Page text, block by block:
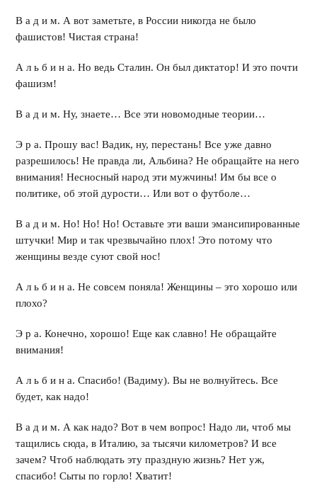
В а д и м. А вот заметьте, в России никогда не было
фашистов! Чистая страна!
А л ь б и н а. Но ведь Сталин. Он был диктатор! И это почти
фашизм!
В а д и м. Ну, знаете… Все эти новомодные теории…
Э р а. Прошу вас! Вадик, ну, перестань! Все уже давно
разрешилось! Не правда ли, Альбина? Не обращайте на него
внимания! Несносный народ эти мужчины! Им бы все о
политике, об этой дурости… Или вот о футболе…
В а д и м. Но! Но! Но! Оставьте эти ваши эмансипированные
штучки! Мир и так чрезвычайно плох! Это потому что
женщины везде суют свой нос!
А л ь б и н а. Не совсем поняла! Женщины – это хорошо или
плохо?
Э р а. Конечно, хорошо! Еще как славно! Не обращайте
внимания!
А л ь б и н а. Спасибо! (Вадиму). Вы не волнуйтесь. Все
будет, как надо!
В а д и м. А как надо? Вот в чем вопрос! Надо ли, чтоб мы
тащились сюда, в Италию, за тысячи километров? И все
зачем? Чтоб наблюдать эту праздную жизнь? Нет уж,
спасибо! Сыты по горло! Хватит!